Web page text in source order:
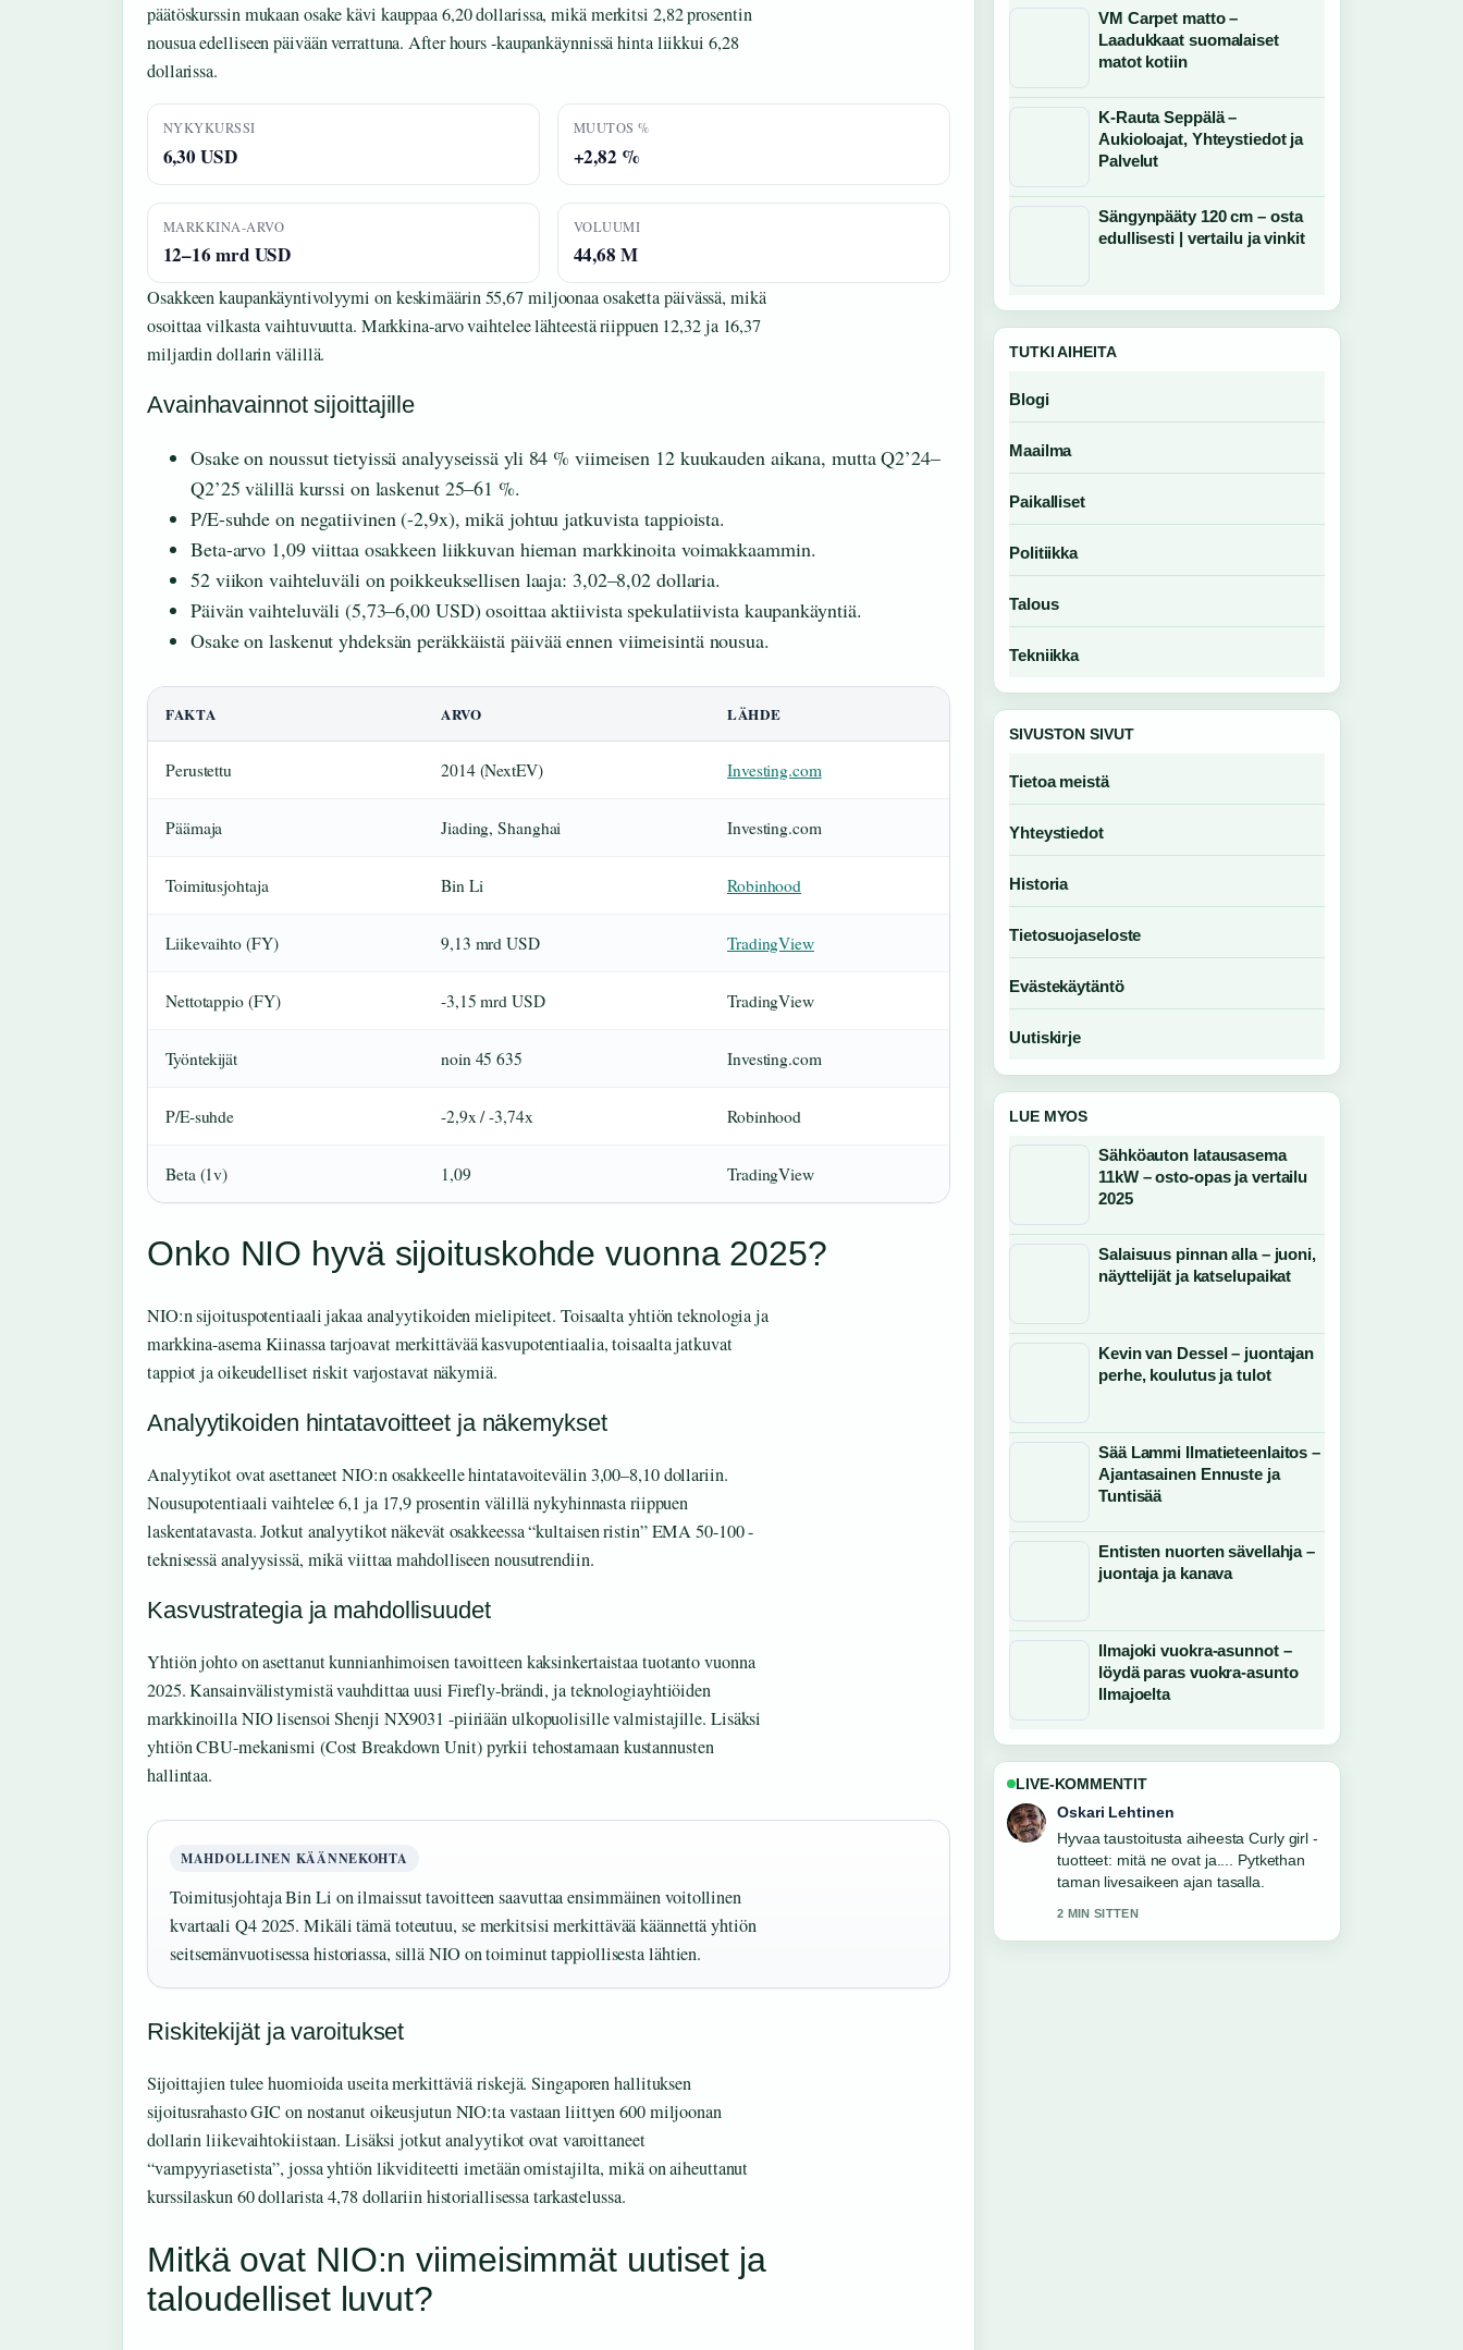
päätöskurssin mukaan osake kävi kauppaa 6,20 dollarissa, mikä merkitsi 2,82 prosentin
nousua edelliseen päivään verrattuna. After hours -kaupankäynnissä hinta liikkui 6,28
dollarissa.
NYKYKURSSI
6,30 USD
MUUTOS %
+2,82 %
MARKKINA-ARVO
12–16 mrd USD
VOLUUMI
44,68 M
Osakkeen kaupankäyntivolyymi on keskimäärin 55,67 miljoonaa osaketta päivässä, mikä
osoittaa vilkasta vaihtuvuutta. Markkina-arvo vaihtelee lähteestä riippuen 12,32 ja 16,37
miljardin dollarin välillä.
Avainhavainnot sijoittajille
Osake on noussut tietyissä analyyseissä yli 84 % viimeisen 12 kuukauden aikana, mutta Q2’24–
Q2’25 välillä kurssi on laskenut 25–61 %.
P/E-suhde on negatiivinen (-2,9x), mikä johtuu jatkuvista tappioista.
Beta-arvo 1,09 viittaa osakkeen liikkuvan hieman markkinoita voimakkaammin.
52 viikon vaihteluväli on poikkeuksellisen laaja: 3,02–8,02 dollaria.
Päivän vaihteluväli (5,73–6,00 USD) osoittaa aktiivista spekulatiivista kaupankäyntiä.
Osake on laskenut yhdeksän peräkkäistä päivää ennen viimeisintä nousua.
FAKTA ARVO LÄHDE
Perustettu 2014 (NextEV) Investing.com
Päämaja Jiading, Shanghai Investing.com
Toimitusjohtaja Bin Li Robinhood
Liikevaihto (FY) 9,13 mrd USD TradingView
Nettotappio (FY) -3,15 mrd USD TradingView
Työntekijät noin 45 635 Investing.com
P/E-suhde -2,9x / -3,74x Robinhood
Beta (1v) 1,09 TradingView
Onko NIO hyvä sijoituskohde vuonna 2025?
NIO:n sijoituspotentiaali jakaa analyytikoiden mielipiteet. Toisaalta yhtiön teknologia ja
markkina-asema Kiinassa tarjoavat merkittävää kasvupotentiaalia, toisaalta jatkuvat
tappiot ja oikeudelliset riskit varjostavat näkymiä.
Analyytikoiden hintatavoitteet ja näkemykset
Analyytikot ovat asettaneet NIO:n osakkeelle hintatavoitevälin 3,00–8,10 dollariin.
Nousupotentiaali vaihtelee 6,1 ja 17,9 prosentin välillä nykyhinnasta riippuen
laskentatavasta. Jotkut analyytikot näkevät osakkeessa “kultaisen ristin” EMA 50-100 -
teknisessä analyysissä, mikä viittaa mahdolliseen nousutrendiin.
Kasvustrategia ja mahdollisuudet
Yhtiön johto on asettanut kunnianhimoisen tavoitteen kaksinkertaistaa tuotanto vuonna
2025. Kansainvälistymistä vauhdittaa uusi Firefly-brändi, ja teknologiayhtiöiden
markkinoilla NIO lisensoi Shenji NX9031 -piiriään ulkopuolisille valmistajille. Lisäksi
yhtiön CBU-mekanismi (Cost Breakdown Unit) pyrkii tehostamaan kustannusten
hallintaa.
MAHDOLLINEN KÄÄNNEKOHTA
Toimitusjohtaja Bin Li on ilmaissut tavoitteen saavuttaa ensimmäinen voitollinen
kvartaali Q4 2025. Mikäli tämä toteutuu, se merkitsisi merkittävää käännettä yhtiön
seitsemänvuotisessa historiassa, sillä NIO on toiminut tappiollisesta lähtien.
Riskitekijät ja varoitukset
Sijoittajien tulee huomioida useita merkittäviä riskejä. Singaporen hallituksen
sijoitusrahasto GIC on nostanut oikeusjutun NIO:ta vastaan liittyen 600 miljoonan
dollarin liikevaihtokiistaan. Lisäksi jotkut analyytikot ovat varoittaneet
“vampyyriasetista”, jossa yhtiön likviditeetti imetään omistajilta, mikä on aiheuttanut
kurssilaskun 60 dollarista 4,78 dollariin historiallisessa tarkastelussa.
Mitkä ovat NIO:n viimeisimmät uutiset ja
taloudelliset luvut?
VM Carpet matto –
Laadukkaat suomalaiset
matot kotiin
K-Rauta Seppälä –
Aukioloajat, Yhteystiedot ja
Palvelut
Sängynpääty 120 cm – osta
edullisesti | vertailu ja vinkit
TUTKI AIHEITA
Blogi
Maailma
Paikalliset
Politiikka
Talous
Tekniikka
SIVUSTON SIVUT
Tietoa meistä
Yhteystiedot
Historia
Tietosuojaseloste
Evästekäytäntö
Uutiskirje
LUE MYOS
Sähköauton latausasema
11kW – osto-opas ja vertailu
2025
Salaisuus pinnan alla – juoni,
näyttelijät ja katselupaikat
Kevin van Dessel – juontajan
perhe, koulutus ja tulot
Sää Lammi Ilmatieteenlaitos –
Ajantasainen Ennuste ja
Tuntisää
Entisten nuorten sävellahja –
juontaja ja kanava
Ilmajoki vuokra-asunnot –
löydä paras vuokra-asunto
Ilmajoelta
LIVE-KOMMENTIT
Sanni Heikkinen
Raportointi Minimal change -tauti –
oireet, hoito ja...-aiheesta tuntuu
luotettavalta ja helppolukuiselta.
4 MIN SITTEN